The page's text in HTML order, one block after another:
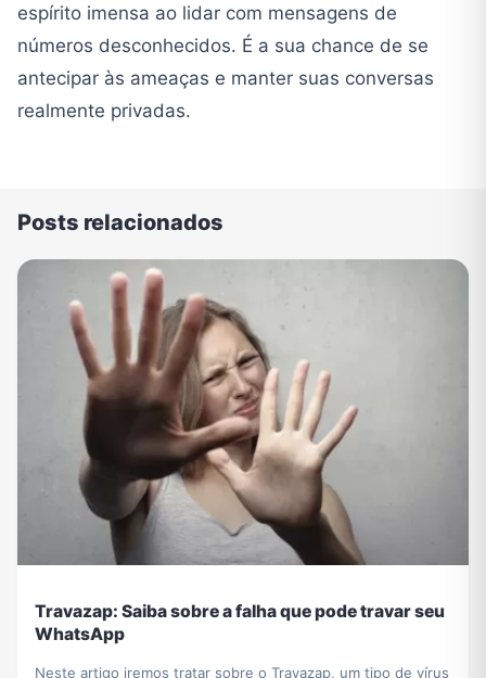
espírito imensa ao lidar com mensagens de
números desconhecidos. É a sua chance de se
antecipar às ameaças e manter suas conversas
realmente privadas.
Posts relacionados
Travazap: Saiba sobre a falha que pode travar seu
WhatsApp
Neste artigo iremos tratar sobre o Travazap, um tipo de vírus